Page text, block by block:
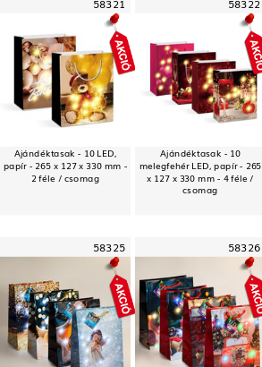
58321
Ajándéktasak - 10 LED,
papír - 265 x 127 x 330 mm -
2 féle / csomag
58322
Ajándéktasak - 10
melegfehér LED, papír - 265
x 127 x 330 mm - 4 féle /
csomag
58325 58326